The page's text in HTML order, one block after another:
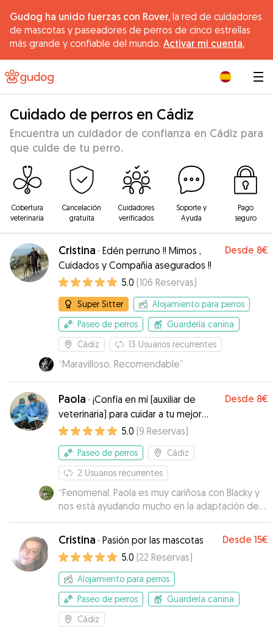
Gudog ha unido fuerzas con Rover, la red de cuidadores
de mascotas y paseadores de perros de cinco estrellas
más grande y confiable del mundo. Activar mi cuenta.
Cuidado de perros en Cádiz
Encuentra un cuidador de confianza en Cádiz para
que cuide de tu perro.
Cobertura
veterinaria
Cancelación
gratuita
Cuidadores
verificados
Soporte y
Ayuda
Pago
seguro
Cristina · Edén perruno !! Mimos ,
Cuidados y Compañia asegurados !!
Desde 8€
5.0 (106 Reservas)
Super Sitter
Alojamiento para perros
Paseo de perros
Guardería canina
Cádiz
13 Usuarios recurrentes
“Maravilloso. Recomendable”
Paola · ¡Confía en mí (auxiliar de
veterinaria) para cuidar a tu mejor
amigo!
Desde 8€
5.0 (9 Reservas)
Paseo de perros
Cádiz
2 Usuarios recurrentes
“Fenomenal. Paola es muy cariñosa con Blacky y
nos està ayudando mucho en la adaptación de
Blacky a la ciudad. Siempre està disponible
cuando la necesitamos y nos da muchos
consejos para cuidar de él. Ha sido nuestro
primer contacto con Gudog y estamos muy
contentos. No podíamos haber elegido mejor!
Cristina · Pasión por las mascotas Desde 15€
5.0 (22 Reservas)
Alojamiento para perros
Paseo de perros
Guardería canina
Cádiz